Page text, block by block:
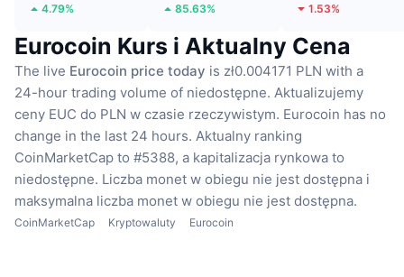
4.79% 85.63% 1.53%
Eurocoin Kurs i Aktualny Cena
The live Eurocoin price today is zł0.004171 PLN with a
24-hour trading volume of niedostępne. Aktualizujemy
ceny EUC do PLN w czasie rzeczywistym. Eurocoin has no
change in the last 24 hours. Aktualny ranking
CoinMarketCap to #5388, a kapitalizacja rynkowa to
niedostępne. Liczba monet w obiegu nie jest dostępna i
maksymalna liczba monet w obiegu nie jest dostępna.
CoinMarketCap Kryptowaluty Eurocoin